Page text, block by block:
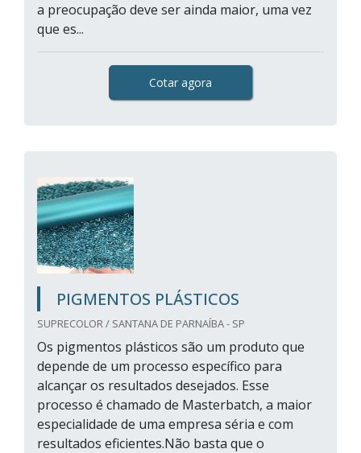
a preocupação deve ser ainda maior, uma vez
que es...
Cotar agora
PIGMENTOS PLÁSTICOS
SUPRECOLOR / SANTANA DE PARNAÍBA - SP
Os pigmentos plásticos são um produto que
depende de um processo específico para
alcançar os resultados desejados. Esse
processo é chamado de Masterbatch, a maior
especialidade de uma empresa séria e com
resultados eficientes.Não basta que o